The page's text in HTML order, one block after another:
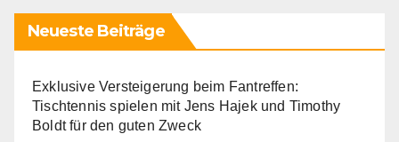
Neueste Beiträge
Exklusive Versteigerung beim Fantreffen:
Tischtennis spielen mit Jens Hajek und Timothy
Boldt für den guten Zweck